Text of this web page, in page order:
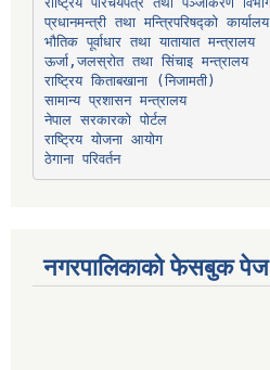
प्रधानमन्त्री तथा मन्त्रिपरिषद्को कार्यालय
भौतिक पूर्वाधार तथा यातायात मन्त्रालय
ऊर्जा,जलस्रोत तथा सिंचाइ मन्त्रालय
सामान्य प्रशासन मन्त्रालय
नेपाल सरकारको पोर्टल
राष्ट्रिय योजना आयोग
ठेगाना परिवर्तन
नगरपालिकाको फेसबुक पेज